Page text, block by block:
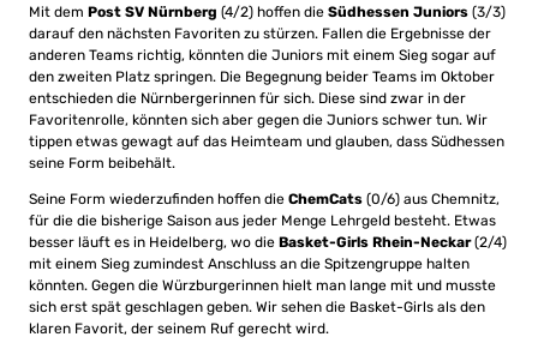
Mit dem Post SV Nürnberg (4/2) hoffen die Südhessen Juniors (3/3)
darauf den nächsten Favoriten zu stürzen. Fallen die Ergebnisse der
anderen Teams richtig, könnten die Juniors mit einem Sieg sogar auf
den zweiten Platz springen. Die Begegnung beider Teams im Oktober
entschieden die Nürnbergerinnen für sich. Diese sind zwar in der
Favoritenrolle, könnten sich aber gegen die Juniors schwer tun. Wir
tippen etwas gewagt auf das Heimteam und glauben, dass Südhessen
seine Form beibehält.
Seine Form wiederzufinden hoffen die ChemCats (0/6) aus Chemnitz,
für die die bisherige Saison aus jeder Menge Lehrgeld besteht. Etwas
besser läuft es in Heidelberg, wo die Basket-Girls Rhein-Neckar(2/4)
mit einem Sieg zumindest Anschluss an die Spitzengruppe halten
könnten. Gegen die Würzburgerinnen hielt man lange mit und musste
sich erst spät geschlagen geben. Wir sehen die Basket-Girls als den
klaren Favorit, der seinem Ruf gerecht wird.